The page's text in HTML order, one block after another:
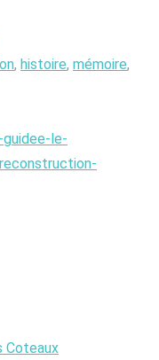
, histoire, mémoire,
le-
Coteaux